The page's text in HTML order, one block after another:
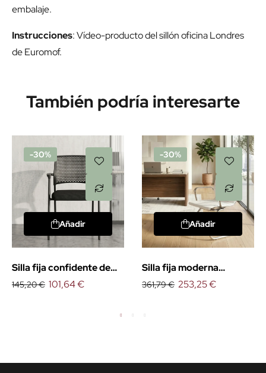
embalaje.
Instrucciones:Vídeo-producto del sillón oficina Londres
de Euromof.
También podría interesarte
-30%
Añadir
Silla fija confidente de
oficina Manila
145,20 € 101,64 €
-30%
Añadir
Silla fija moderna
Londres
361,79 € 253,25 €